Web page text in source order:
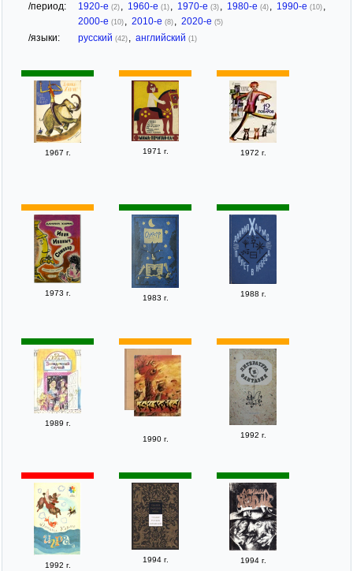
/период: 1920-е (2) , 1960-е (1) , 1970-е (3) , 1980-е (4) , 1990-е (10) ,
2000-е (10) , 2010-е (8) , 2020-е (5)
/языки: русский (42) , английский (1)
1967 г. 1971 г. 1972 г.
1973 г.
1983 г. 1988 г.
1989 г.
1990 г.
1992 г.
1992 г.
1994 г. 1994 г.